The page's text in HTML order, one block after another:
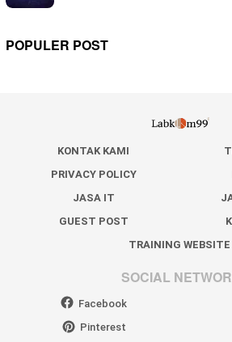
POPULER POST
KONTAK KAMI
PRIVACY POLICY
JASA IT
GUEST POST
TRAINING WEBSITE
SOCIAL
Facebook
Pinterest